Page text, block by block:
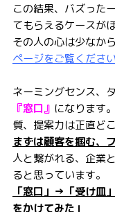
この結果、バズった
てもらえるケースが
その人の心は少なか
ページをご覧ください
ネーミングセンス、
『窓口』 になります
質、提案力は正直ど
まずは顧客を掴む、
人と繋がれる、企業
ると思っています。
「窓口」→「受け皿
をかけてみた」